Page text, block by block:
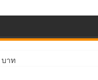
บาท